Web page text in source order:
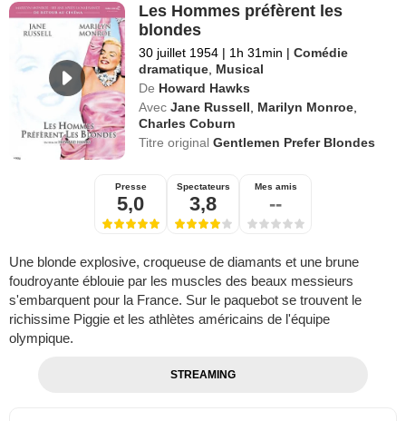
Les Hommes préfèrent les
blondes
30 juillet 1954 | 1h 31min | Comédie
dramatique Musical
De Howard Hawks
Avec Jane Russell Marilyn Monroe
Charles Coburn
Titre originalGentlemen Prefer Blondes
Presse
5,0
Spectateurs
3,8
Mes amis
--
Une blonde explosive, croqueuse de diamants et une brune
foudroyante éblouie par les muscles des beaux messieurs
s'embarquent pour la France. Sur le paquebot se trouvent le
richissime Piggie et les athlètes américains de l'équipe
olympique.
STREAMING